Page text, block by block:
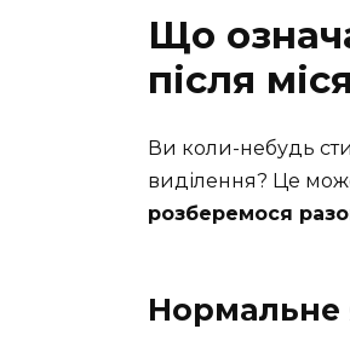
Що
після
Ви коли-небудь
виділення? Це
розберемося
Нормальне